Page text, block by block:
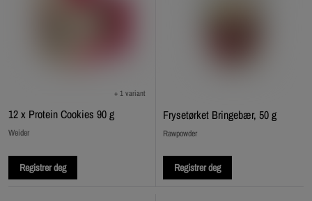
12 x Protein Cookies 90 g
+ 1 variant
Weider
Registrer deg
Frysetørket Bringebær, 50 g
Rawpowder
Registrer deg